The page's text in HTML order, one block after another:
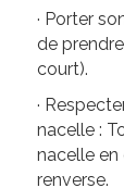
· Porter
de
court).
·
nacelle :
nacelle en
renverse.